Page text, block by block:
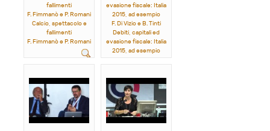
fallimenti
F. Fimmanò e P. Romani
Calcio, spettacolo e
fallimenti
F. Fimmanò e P. Romani
evasione fiscale: Italia
2015, ad esempio
F. Di Vizio e B. Tinti
Debiti, capitali ed
evasione fiscale: Italia
2015, ad esempio